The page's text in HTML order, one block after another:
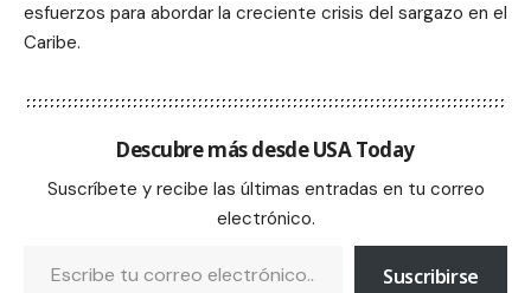
esfuerzos para abordar la creciente crisis del sargazo en el
Caribe.
Descubre más desde USA Today
Suscríbete y recibe las últimas entradas en tu correo
electrónico.
Suscribirse